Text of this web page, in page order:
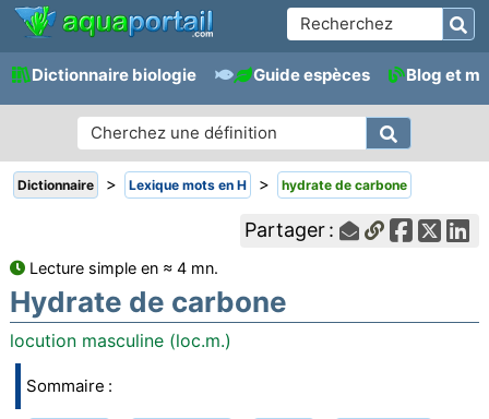
Dictionnaire biologie Guide espèces Blog et
Dictionnaire > Lexique mots en H > hydrate de carbone
Partager :
Lecture simple en ≈ 4 mn.
Hydrate de carbone
locution masculine (loc.m.)
Sommaire :